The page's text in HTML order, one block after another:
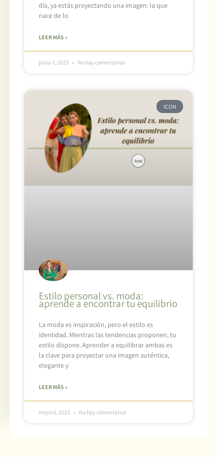
día, ya estás proyectando una imagen: la que
nace de lo
LEER MÁS »
junio 7, 2025 No hay comentarios
ICON
Estilo personal vs. moda:
aprende a encontrar tu equilibrio
La moda es inspiración, pero el estilo es
identidad. Mientras las tendencias proponen, tu
estilo dispone. Aprender a equilibrar ambas es
la clave para proyectar una imagen auténtica,
elegante y
LEER MÁS »
mayo 6, 2025 No hay comentarios